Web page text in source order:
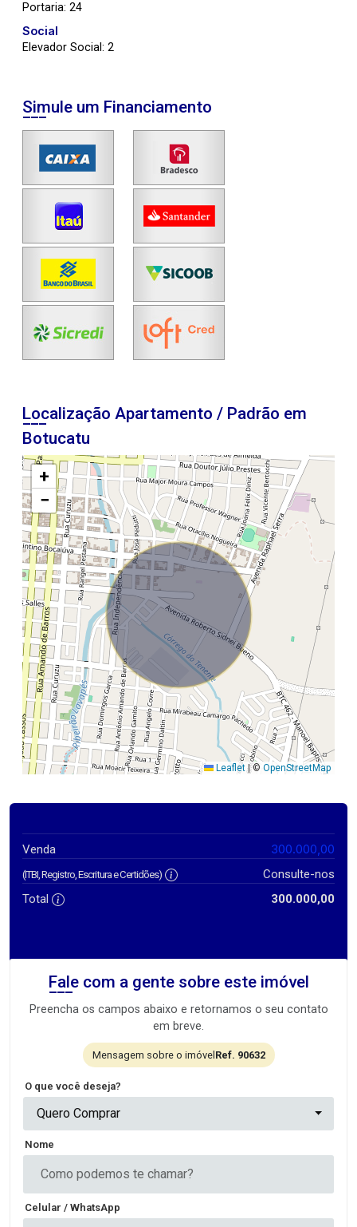
Portaria: 24
Social
Elevador Social: 2
Simule um Financiamento
Localização Apartamento / Padrão em
Botucatu
+
−
Leaflet |© OpenStreetMap
Venda 300.000,00
(ITBI, Registro, Escritura e Certidões)
Consulte-nos
Total
300.000,00
Fale com a gente sobre este imóvel
Preencha os campos abaixo e retornamos o seu contato
em breve.
Mensagem sobre o imóvel Ref. 90632
O que você deseja?
Quero Comprar
Nome
Celular / WhatsApp